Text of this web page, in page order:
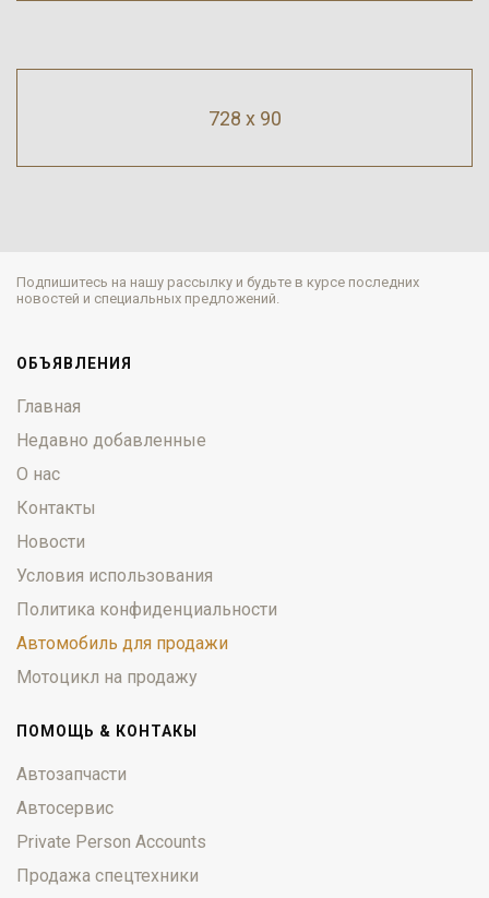
728 x 90
Подпишитесь на нашу рассылку и будьте в курсе последних
новостей и специальных предложений.
ОБЪЯВЛЕНИЯ
Главная
Недавно добавленные
О нас
Контакты
Новости
Условия использования
Политика конфиденциальности
Автомобиль для продажи
Мотоцикл на продажу
ПОМОЩЬ & КОНТАКЫ
Автозапчасти
Автосервис
Private Person Accounts
Продажа спецтехники